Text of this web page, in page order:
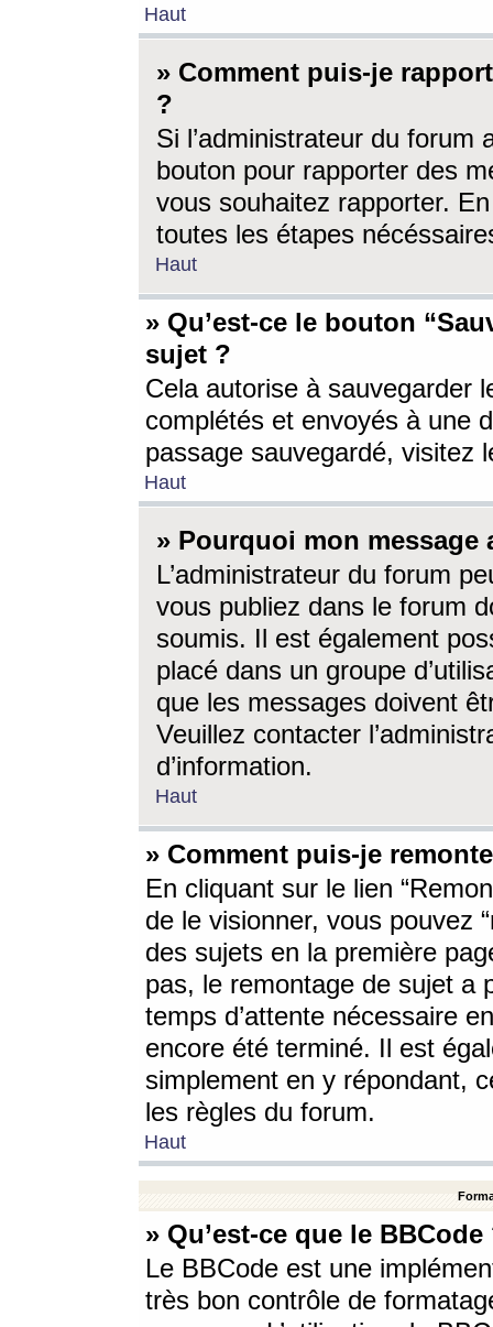
Haut
» Comment puis-je
?
Si l’administrateur du forum
bouton pour rapporter des
vous souhaitez rapporter.
toutes les étapes
Haut
» Qu’est-ce le bouton
sujet ?
Cela autorise à sauvegarder
complétés et envoyés à une
passage sauvegardé, visitez
Haut
» Pourquoi mon message
L’administrateur du forum
vous publiez dans le forum
soumis. Il est également
placé dans un groupe
que les messages doivent
Veuillez contacter
d’information.
Haut
» Comment puis-je
En cliquant sur le lien
de le visionner, vous pouvez
des sujets en la première
pas, le remontage de sujet a
temps d’attente nécessaire
encore été terminé. Il est
simplement en y répondant,
les règles du forum.
Haut
» Qu’est-ce que le BBCode
Le BBCode est une
très bon contrôle de